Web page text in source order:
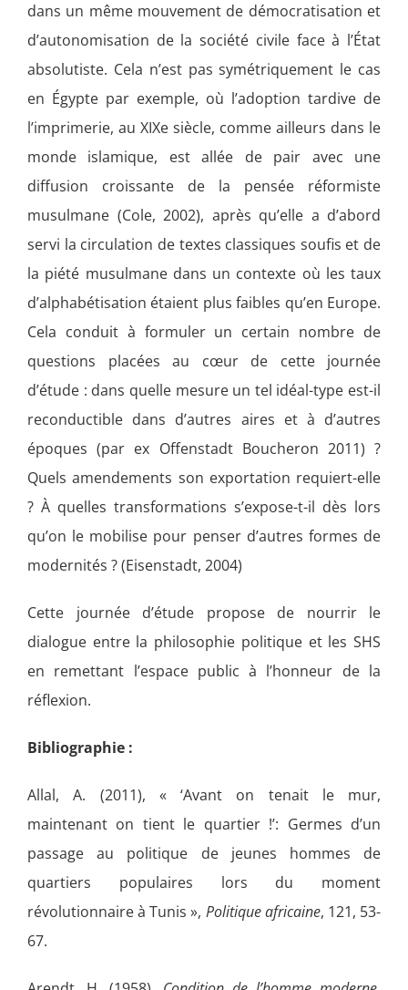
dans un même mouvement de démocratisation et
d’autonomisation de la société civile face à l’État
absolutiste. Cela n’est pas symétriquement le cas
en Égypte par exemple, où l’adoption tardive de
l’imprimerie, au XIXe siècle, comme ailleurs dans le
monde islamique, est allée de pair avec une
diffusion croissante de la pensée réformiste
musulmane (Cole, 2002), après qu’elle a d’abord
servi la circulation de textes classiques soufis et de
la piété musulmane dans un contexte où les taux
d’alphabétisation étaient plus faibles qu’en Europe.
Cela conduit à formuler un certain nombre de
questions placées au cœur de cette journée
d’étude : dans quelle mesure un tel idéal-type est-il
reconductible dans d’autres aires et à d’autres
époques (par ex Offenstadt Boucheron 2011) ?
Quels amendements son exportation requiert-elle
? À quelles transformations s’expose-t-il dès lors
qu’on le mobilise pour penser d’autres formes de
modernités ? (Eisenstadt, 2004)
Cette journée d’étude propose de nourrir le
dialogue entre la philosophie politique et les SHS
en remettant l’espace public à l’honneur de la
réflexion.
Bibliographie :
Allal, A. (2011), « ‘Avant on tenait le mur,
maintenant on tient le quartier !’: Germes d’un
passage au politique de jeunes hommes de
quartiers populaires lors du moment
révolutionnaire à Tunis », Politique africaine, 121, 53-
67.